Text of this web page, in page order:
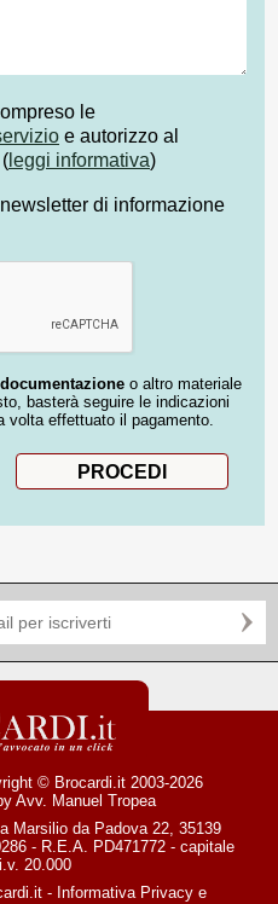
le
e autorizzo al
leggi informativa)
di informazione
o altro materiale
basterà seguire le indicazioni
volta effettuato il pagamento.
© Brocardi.it 2003-2026
Avv. Manuel Tropea
Marsilio da Padova 22, 35139
- R.E.A. PD471772 - capitale
20.000
- Informativa Privacye